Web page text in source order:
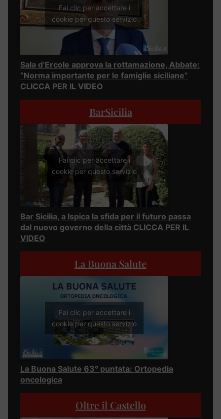
Fai clic per accettare i
cookie per questo servizio
Sala d’Ercole approva la rottamazione, Abbate:
“Norma importante per le famiglie siciliane”
CLICCA PER IL VIDEO
BarSicilia
Fai clic per accettare i
cookie per questo servizio
Bar Sicilia, a Ispica la sfida per il futuro passa
dal nuovo governo della città CLICCA PER IL
VIDEO
La Buona Salute
Fai clic per accettare i
cookie per questo servizio
La Buona Salute 63° puntata: Ortopedia
oncologica
Oltre il Castello